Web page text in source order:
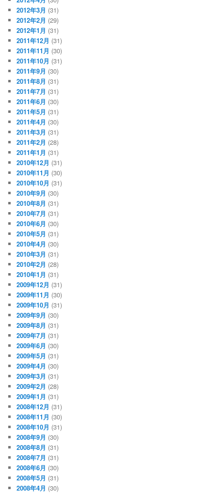
2012年3月 (31)
2012年2月 (29)
2012年1月 (31)
2011年12月 (31)
2011年11月 (30)
2011年10月 (31)
2011年9月 (30)
2011年8月 (31)
2011年7月 (31)
2011年6月 (30)
2011年5月 (31)
2011年4月 (30)
2011年3月 (31)
2011年2月 (28)
2011年1月 (31)
2010年12月 (31)
2010年11月 (30)
2010年10月 (31)
2010年9月 (30)
2010年8月 (31)
2010年7月 (31)
2010年6月 (30)
2010年5月 (31)
2010年4月 (30)
2010年3月 (31)
2010年2月 (28)
2010年1月 (31)
2009年12月 (31)
2009年11月 (30)
2009年10月 (31)
2009年9月 (30)
2009年8月 (31)
2009年7月 (31)
2009年6月 (30)
2009年5月 (31)
2009年4月 (30)
2009年3月 (31)
2009年2月 (28)
2009年1月 (31)
2008年12月 (31)
2008年11月 (30)
2008年10月 (31)
2008年9月 (30)
2008年8月 (31)
2008年7月 (31)
2008年6月 (30)
2008年5月 (31)
2008年4月 (30)